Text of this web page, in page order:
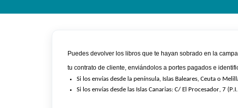
Puedes devolver los libros que te hayan sobrado en la
tu contrato de cliente, enviándolos a portes pagados e
Si los envías desde la península, Islas Baleares, Ceuta o
Si los envías desde las Islas Canarias: C/ El Procesador, 7 (P.I.